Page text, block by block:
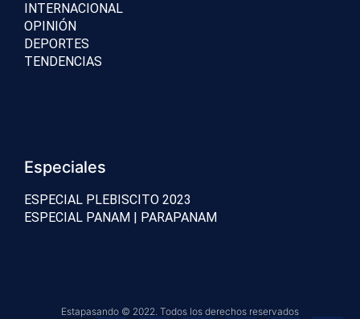
INTERNACIONAL
OPINIÓN
DEPORTES
TENDENCIAS
Especiales
ESPECIAL PLEBISCITO 2023
ESPECIAL PANAM | PARAPANAM
Estapasando © 2022. Todos los derechos reservados